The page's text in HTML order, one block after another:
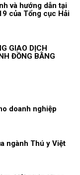
và hướng dẫn tại
của Tổng cục Hải
GIAO DỊCH
ĐỒNG BẰNG
doanh nghiệp
ngành Thú y Việt